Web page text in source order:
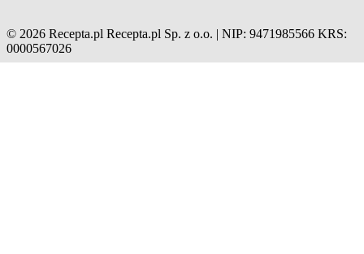
© 2026 Recepta.pl Recepta.pl Sp. z o.o. | NIP: 9471985566 KRS:
0000567026